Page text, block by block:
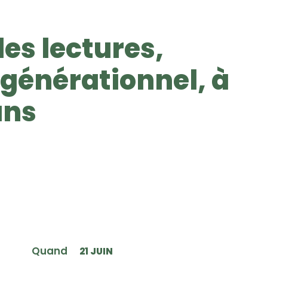
lectures,
à
Quand 21 JUIN